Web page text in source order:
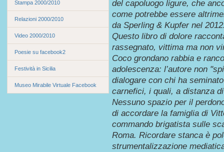
Stampa 2000/2010
Relazioni 2000/2010
Video 2000/2010
Poesie su facebook2
Festività in Sicilia
Museo Mirabile Virtuale Facebook
del capoluogo ligure, che
come potrebbe essere
da Sperling & Kupfer nel
Questo libro di dolore
rassegnato, vittima ma non
Coco grondano rabbia e
adolescenza: l’autore non
dialogare con chi ha
carnefici, i quali, a distanza
Nessuno spazio per il
di accordare la famiglia di
commando brigatista sulle
Roma. Ricordare stanca è
strumentalizzazione